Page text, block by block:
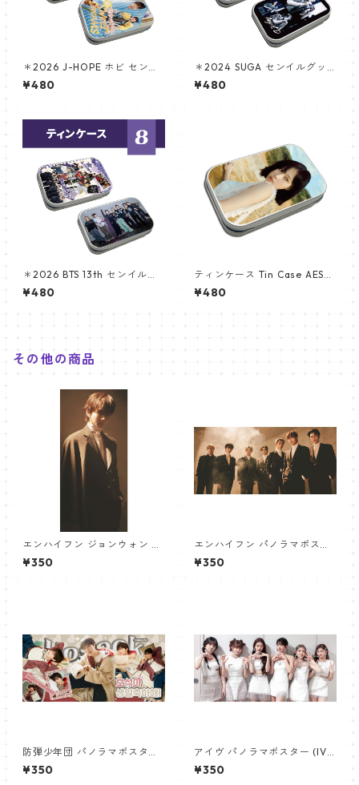
＊2026 J-HOPE ホビ センイ
ルグッズ ＊ ティンケース
¥480
＊2024 SUGA センイルグッ
ズ ＊ ティンケース [K☆PARK
/ K-STAR PLUS 限定]
¥480
＊2026 BTS 13th センイルグ
ッズ ＊ティンケース
¥480
ティンケース Tin Case AESPA
ウィンター(WINTER-02)
¥480
その他の商品
エンハイフン ジョンウォン パ
ノラマポスター (ENHYPEN JU
NGWON Poster) 700*330m
¥350
エンハイフン パノラマポスタ
ー (ENHYPEN Poster) 700*3
30mm 【Enhypen_02】
¥350
防弾少年団 パノラマポスター
(BTS Poster) 700*330mm
【ジェイホープ J-HOPE-26】
¥350
アイヴ パノラマポスター (IVE
Poster) 700*330mm 【IVE-
03】
¥350